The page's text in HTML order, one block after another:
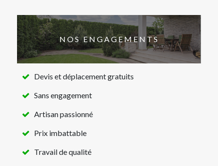
NOS ENGAGEMENTS
Devis et déplacement gratuits
Sans engagement
Artisan passionné
Prix imbattable
Travail de qualité